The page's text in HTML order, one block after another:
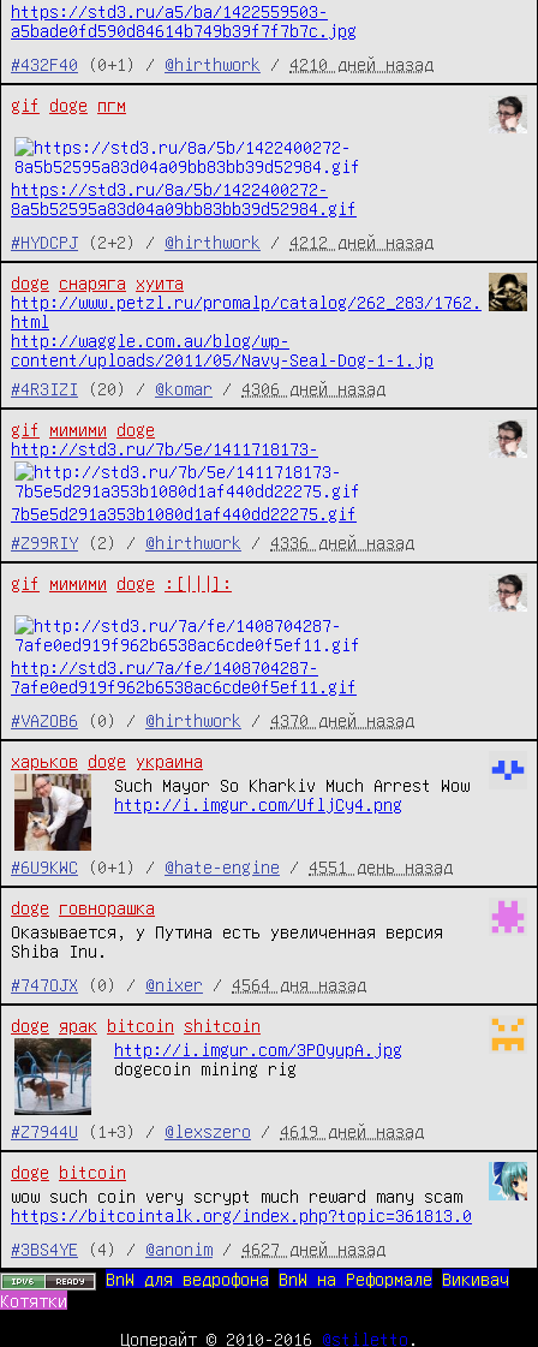
https://std3.ru/a5/ba/1422559503-
a5bade0fd590d84614b749b39f7f7b7c.jpg
#432F40
(0+1) / @hirthwork / 4210 дней назад
gif doge пгм
https://std3.ru/8a/5b/1422400272-
8a5b52595a83d04a09bb83bb39d52984.gif
#HYDCPJ
(2+2) / @hirthwork / 4212 дней назад
doge снаряга
хуита
http://www.petzl.ru/promalp/catalog/262_283/1762.
html
http://waggle.com.au/blog/wp-
content/uploads/2011/05/Navy-Seal-Dog-1-1.jp
#4R3IZI
(20) / @komar / 4306 дней назад
gif мимими
doge
http://std3.ru/7b/5e/1411718173-
7b5e5d291a353b1080d1af440dd22275.gif
#Z99RIY
(2) / @hirthwork / 4336 дней назад
gif мимими doge :[|||]:
http://std3.ru/7a/fe/1408704287-
7afe0ed919f962b6538ac6cde0f5ef11.gif
#VAZOB6
(0) / @hirthwork / 4370 дней назад
харьков doge
украина
Such Mayor So Kharkiv Much Arrest Wow
http://i.imgur.com/UfljCy4.png
#6U9KWC (0+1) / @hate-engine / 4551 день назад
doge
говнорашка
Оказывается, у Путина есть увеличенная версия
Shiba Inu.
#747OJX
(0) / @nixer / 4564 дня назад
doge ярак bitcoin
shitcoin
http://i.imgur.com/3POyupA.jpg
dogecoin mining rig
#Z7944U (1+3) / @lexszero / 4619 дней назад
doge
bitcoin
wow such coin very scrypt much reward many scam
https://bitcointalk.org/index.php?topic=361813.0
#3BS4YE
(4) / @anonim / 4627 дней назад
BnW для ведрофона
BnW на Реформале
Викивач
Котятки
Цоперайт © 2010-2016 @stiletto